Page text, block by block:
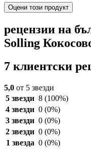
Оцени този продукт
рецензии на
Solling
7 клиентски
5,0 от 5 звезди
5 звезди 8 (100%)
4 звезди 0 (0%)
3 звезди 0 (0%)
2 звезди 0 (0%)
1 звезда 0 (0%)